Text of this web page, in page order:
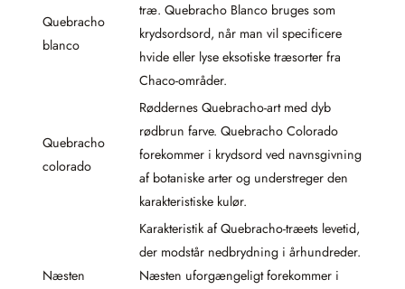
Quebracho
blanco
træ. Quebracho Blanco bruges som
krydsordsord, når man vil specificere
hvide eller lyse eksotiske træsorter fra
Chaco-områder.
Quebracho
colorado
Røddernes Quebracho-art med dyb
rødbrun farve. Quebracho Colorado
forekommer i krydsord ved navnsgivning
af botaniske arter og understreger den
karakteristiske kulør.
Næsten
Karakteristik af Quebracho-træets levetid,
der modstår nedbrydning i århundreder.
Næsten uforgængeligt forekommer i